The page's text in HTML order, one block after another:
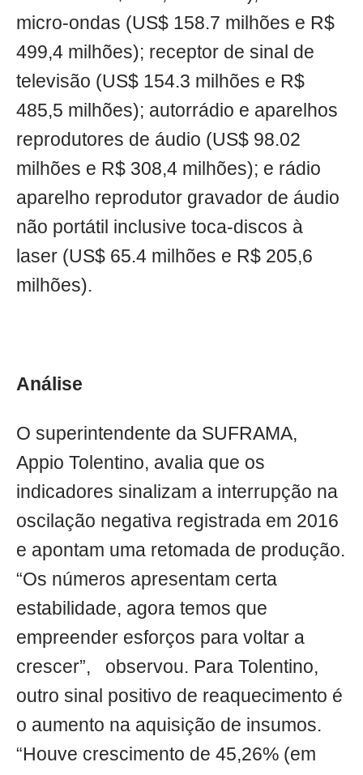
micro-ondas (US$ 158.7 milhões e R$
499,4 milhões); receptor de sinal de
televisão (US$ 154.3 milhões e R$
485,5 milhões); autorrádio e aparelhos
reprodutores de áudio (US$ 98.02
milhões e R$ 308,4 milhões); e rádio
aparelho reprodutor gravador de áudio
não portátil inclusive toca-discos à
laser (US$ 65.4 milhões e R$ 205,6
milhões).
Análise
O superintendente da SUFRAMA,
Appio Tolentino, avalia que os
indicadores sinalizam a interrupção na
oscilação negativa registrada em 2016
e apontam uma retomada de produção.
“Os números apresentam certa
estabilidade, agora temos que
empreender esforços para voltar a
crescer”, observou. Para Tolentino,
outro sinal positivo de reaquecimento é
o aumento na aquisição de insumos.
“Houve crescimento de 45,26% (em